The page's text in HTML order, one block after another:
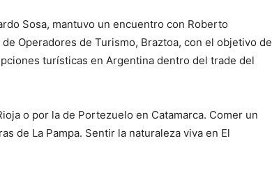
Sosa, mantuvo un encuentro con Roberto
Operadores de Turismo, Braztoa, con el objetivo de
turísticas en Argentina dentro del trade del
o por la de Portezuelo en Catamarca. Comer un
de La Pampa. Sentir la naturaleza viva en El